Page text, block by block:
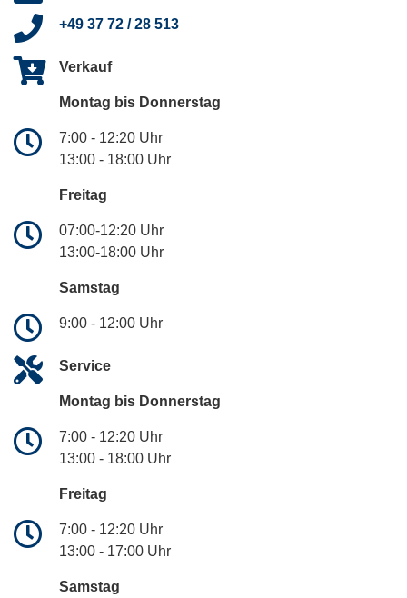
+49 37 72 / 28 513
Verkauf
Montag bis Donnerstag
7:00 - 12:20 Uhr
13:00 - 18:00 Uhr
Freitag
07:00-12:20 Uhr
13:00-18:00 Uhr
Samstag
9:00 - 12:00 Uhr
Service
Montag bis Donnerstag
7:00 - 12:20 Uhr
13:00 - 18:00 Uhr
Freitag
7:00 - 12:20 Uhr
13:00 - 17:00 Uhr
Samstag